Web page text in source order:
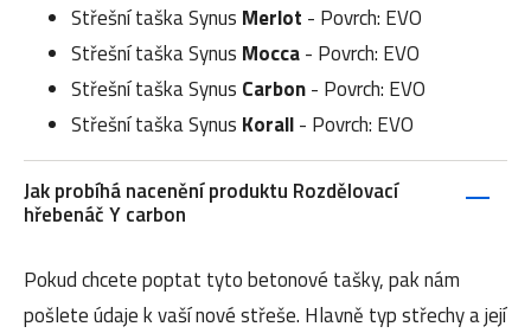
Střešní taška Synus Merlot - Povrch: EVO
Střešní taška Synus Mocca- Povrch: EVO
Střešní taška Synus Carbon- Povrch: EVO
Střešní taška Synus Korall- Povrch: EVO
Jak probíhá nacenění produktu Rozdělovací
hřebenáč Y carbon
Pokud chcete poptat tyto betonové tašky, pak nám
pošlete údaje k vaší nové střeše. Hlavně typ střechy a její